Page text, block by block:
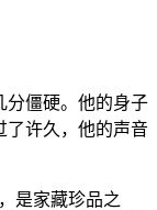
分僵硬。他的身子
了许久，他的声音
是家藏珍品之